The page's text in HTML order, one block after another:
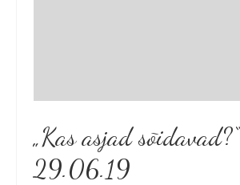
Reisid
Toimunud reisid
„Kas asjad sõidavad?“
29.06.19